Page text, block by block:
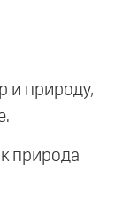
и природу,
природа